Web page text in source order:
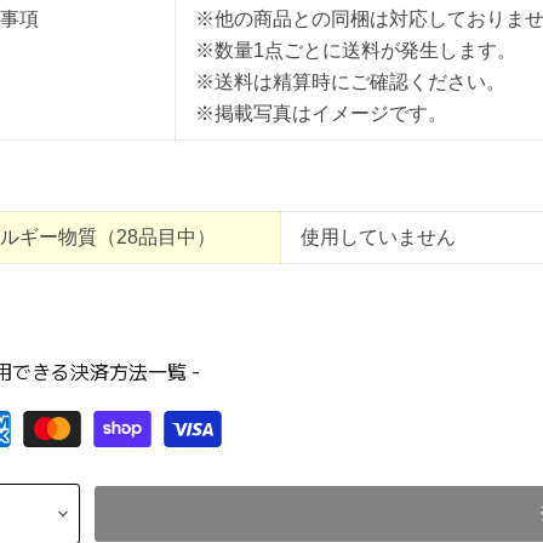
項
※他の商品との同梱は対応しておりませ
※数量1点ごとに送料が発生します。
※送料は精算時にご確認ください。
※掲載写真はイメージです。
ギー物質（28品目中） 使用していません
できる決済方法一覧 -